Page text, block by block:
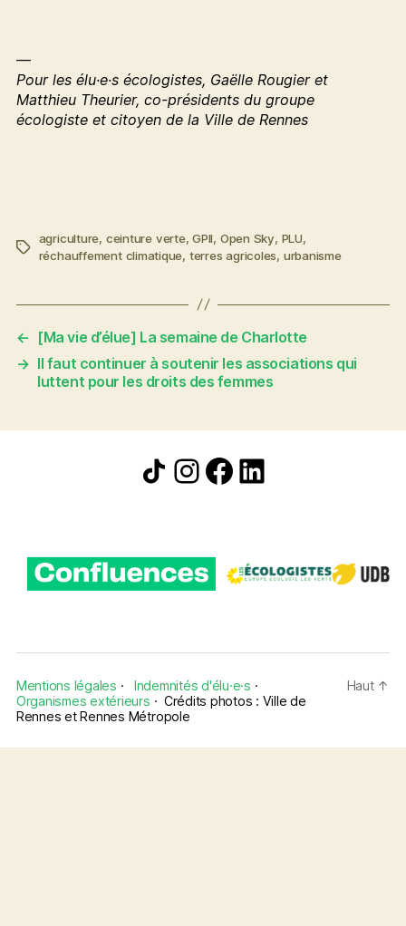
—
Pour les élu·e·s écologistes, Gaëlle Rougier et
Matthieu Theurier, co-présidents du groupe
écologiste et citoyen de la Ville de Rennes
Étiquettes
agriculture, ceinture verte,GPII, Open Sky, PLU,
réchauffement climatique, terres agricoles, urbanisme
← [Ma vie d’élue] La semaine de Charlotte
→ Il faut continuer à soutenir les associations qui
luttent pour les droits des femmes
Icône de partage
Instagram
Facebook
LinkedIn
Mentions légales · Indemnités d'élu·e·s ·
Organismes extérieurs · Crédits photos : Ville de
Rennes et Rennes Métropole
Haut ↑